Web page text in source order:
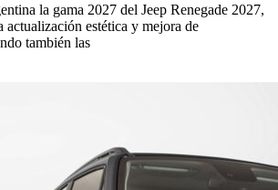
la gama 2027 del Jeep Renegade 2027,
actualización estética y mejora de
también las